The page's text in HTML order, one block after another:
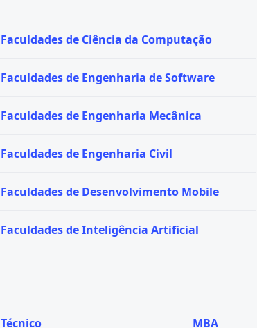
Faculdades de Ciência da Computação
Faculdades de Engenharia de Software
Faculdades de Engenharia Mecânica
Faculdades de Engenharia Civil
Faculdades de Desenvolvimento Mobile
Faculdades de Inteligência Artificial
Técnico MBA